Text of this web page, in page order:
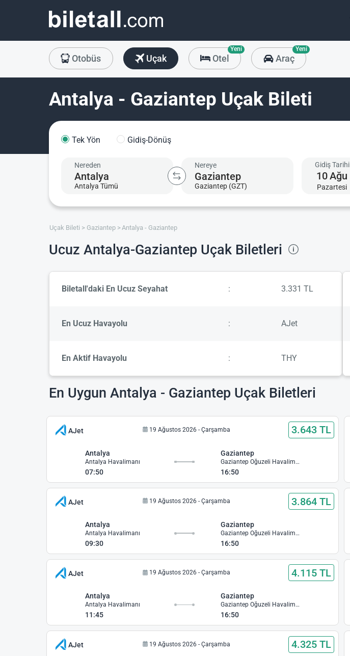
Otobüs Uçak Otel
Yeni
Araç
Yeni
Antalya - Gaziantep Uçak Bileti
Tek Yön Gidiş-Dönüş
Nereden
Antalya Tümü
Nereye
Gaziantep (GZT)
Gidiş Tarihi
10Ağu
Pazartesi
Uçak Bileti Gaziantep Antalya - Gaziantep
Ucuz Antalya-Gaziantep Uçak Biletleri
Biletall'daki En Ucuz Seyahat : 3.331 TL
En Ucuz Havayolu : AJet
En Aktif Havayolu : THY
En Uygun Antalya - Gaziantep Uçak Biletleri
AJet 19 Ağustos 2026 - Çarşamba 3.643 TL
Antalya
Antalya Havalimanı
07:50
Gaziantep
Gaziantep Oğuzeli Havalimanı
16:50
AJet 19 Ağustos 2026 - Çarşamba 3.864 TL
Antalya
Antalya Havalimanı
09:30
Gaziantep
Gaziantep Oğuzeli Havalimanı
16:50
AJet 19 Ağustos 2026 - Çarşamba 4.115 TL
Antalya
Antalya Havalimanı
11:45
Gaziantep
Gaziantep Oğuzeli Havalimanı
16:50
AJet 19 Ağustos 2026 - Çarşamba 4.325 TL